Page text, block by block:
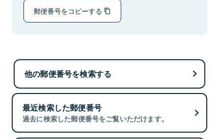
郵便番号をコピーする
他の郵便番号を検索する
最近検索した郵便番号
過去に検索した郵便番号をご覧いただけます。